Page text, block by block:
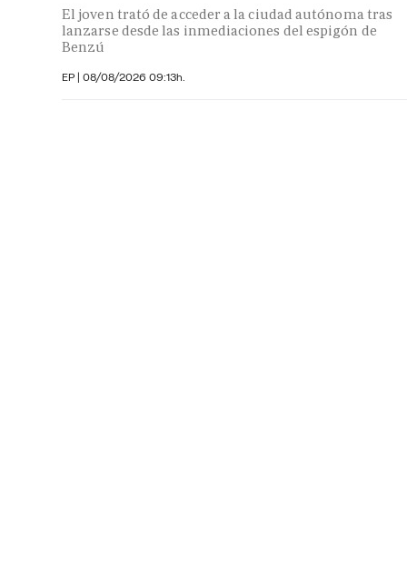
El joven trató de acceder a la ciudad autónoma tras
lanzarse desde las inmediaciones del espigón de
Benzú
EP | 08/08/2026 09:13h.